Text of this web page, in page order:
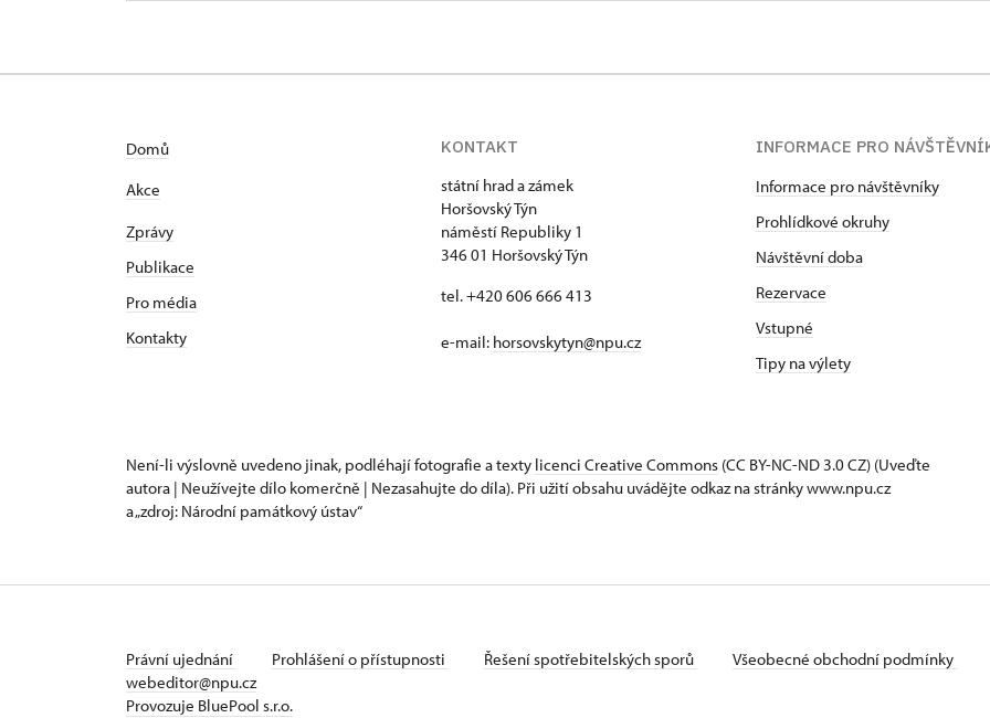
Domů
Akce
Zprávy
Publikace
Pro média
Kontakty
KONTAKT
státní hrad a zámek
Horšovský Týn
náměstí Republiky 1
346 01 Horšovský Týn
tel. +420 606 666 413
e-mail: horsovskytyn@npu.cz
INFORMACE PRO
Informace pro návštěvníky
Prohlídkové okruhy
Návštěvní doba
Rezervace
Vstupné
Tipy na výlety
Není-li výslovně uvedeno jinak, podléhají fotografie a texty licenci Creative Commons (CC BY-NC-ND 3.0 CZ) (Uveďte
autora | Neužívejte dílo komerčně | Nezasahujte do díla). Při užití obsahu uvádějte odkaz na stránky www.npu.cz
a „zdroj: Národní památkový ústav“
Právní ujednání Prohlášení o přístupnosti Řešení spotřebitelských sporů
Všeobecné obchodní podmínky
webeditor@npu.cz
Provozuje BluePool s.r.o.